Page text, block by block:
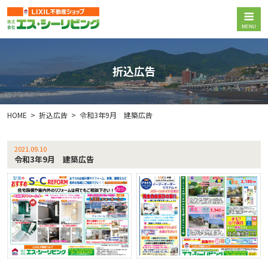
折込広告
HOME 折込広告 令和3年9月 建築広告
2021.09.10
令和3年9月 建築広告